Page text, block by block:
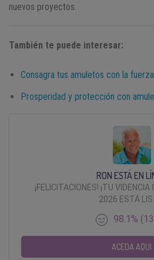
nuevos proyectos.
También te puede interesar:
Consagra tus amuletos con la
Prosperidad y protección con
RON ESTÁ EN
¡FELICITACIONES! ¡TU VIDENCIA
2026 ESTÁ
98.1%
ACEDA AQUI